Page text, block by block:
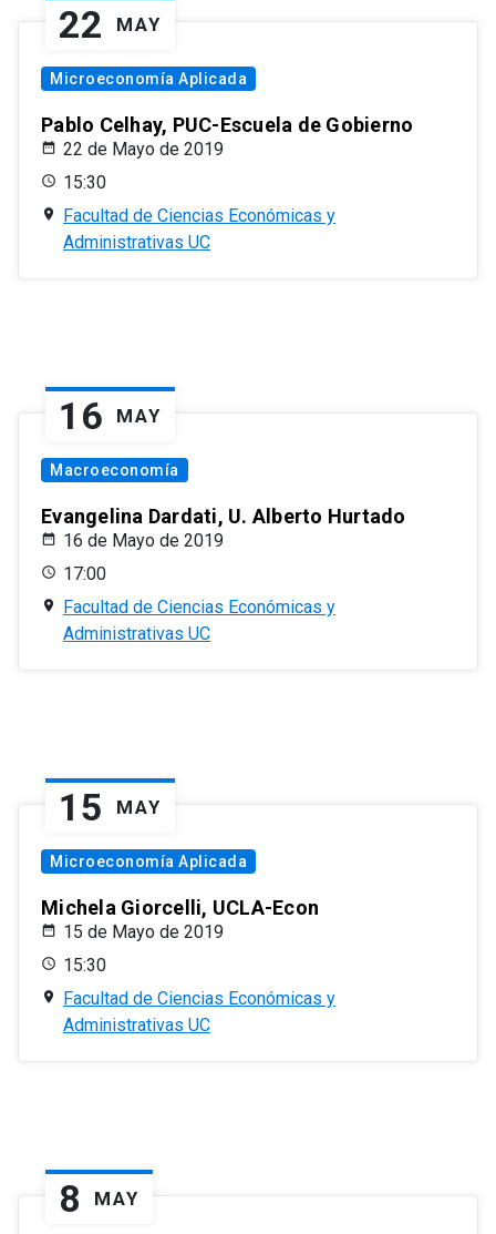
22 MAY
Microeconomía Aplicada
Pablo Celhay, PUC-Escuela de Gobierno
22 de Mayo de 2019
15:30
Facultad de Ciencias Económicas y
Administrativas UC
16 MAY
Macroeconomía
Evangelina Dardati, U. Alberto Hurtado
16 de Mayo de 2019
17:00
Facultad de Ciencias Económicas y
Administrativas UC
15 MAY
Microeconomía Aplicada
Michela Giorcelli, UCLA-Econ
15 de Mayo de 2019
15:30
Facultad de Ciencias Económicas y
Administrativas UC
8 MAY